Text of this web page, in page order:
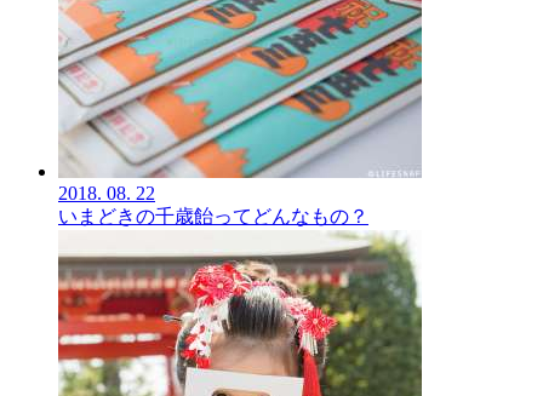
2018. 08. 22
いまどきの千歳飴ってどんなもの？